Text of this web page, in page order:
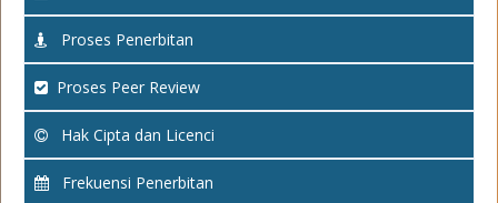
Proses Penerbitan
Proses Peer Review
Hak Cipta dan Licenci
Frekuensi Penerbitan